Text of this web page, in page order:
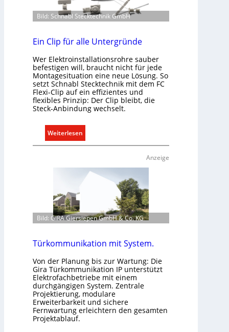
d
r
g
l
n
d
e
E
e
k
t
r
o
m
o
i
i
t
n
e
I
m
m
o
b
Bild: Schnabl Stecktechnik GmbH
Ein Clip für alle Untergründe
Wer Elektroinstallationsrohre sauber
befestigen will, braucht nicht für jede
Montagesituation eine neue Lösung. So
setzt Schnabl Stecktechnik mit dem FC
Flexi-Clip auf ein effizientes und
flexibles Prinzip: Der Clip bleibt, die
Steck-Anbindung wechselt.
Weiterlesen
E
C
f
r
l
l
e
U
n
t
Anzeige
Bild: GIRA Giersiepen GmbH & Co. KG
Türkommunikation mit System.
Von der Planung bis zur Wartung: Die
Gira Türkommunikation IP unterstützt
Elektrofachbetriebe mit einem
durchgängigen System. Zentrale
Projektierung, modulare
Erweiterbarkeit und sichere
Fernwartung erleichtern den gesamten
Projektablauf.